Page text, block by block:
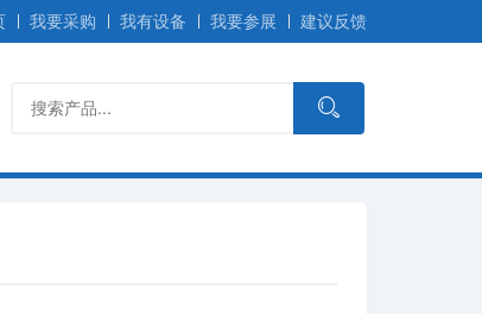
我要采购 我有设备 我要参展 建议反馈